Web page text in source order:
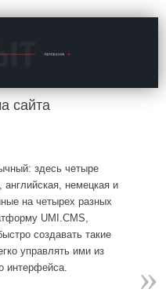
сайта
здесь четыре
английская, немецкая и
на четырех разных
UMI.CMS,
создавать такие
управлять ими из
интерфейса.
»